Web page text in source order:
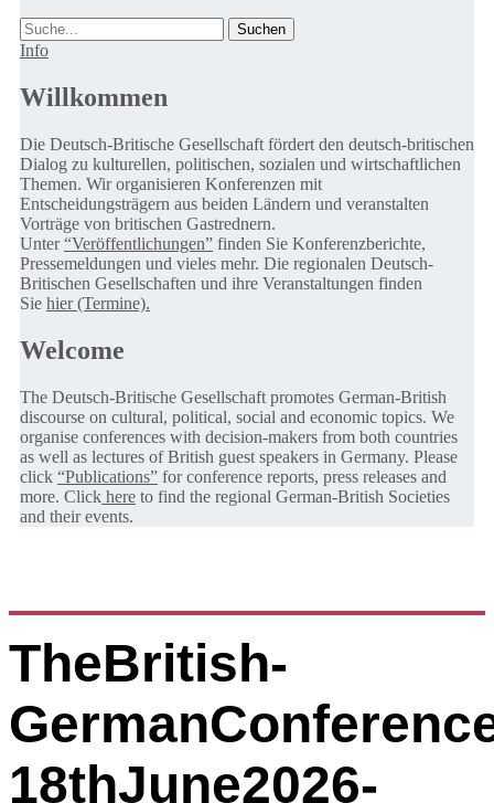
Suche
Info
Willkommen
Die Deutsch-Britische Gesellschaft fördert den deutsch-britischen
Dialog zu kulturellen, politischen, sozialen und wirtschaftlichen
Themen. Wir organisieren Konferenzen mit
Entscheidungsträgern aus beiden Ländern und veranstalten
Vorträge von britischen Gastrednern.
Unter“Veröffentlichungen” finden Sie Konferenzberichte,
Pressemeldungen und vieles mehr. Die regionalen Deutsch-
Britischen Gesellschaften und ihre Veranstaltungen finden
Sie hier (Termine).
Welcome
The Deutsch-Britische Gesellschaft promotes German-British
discourse on cultural, political, social and economic topics. We
organise conferences with decision-makers from both countries
as well as lectures of British guest speakers in Germany. Please
click “Publications” for conference reports, press releases and
more. Click here to find the regional German-British Societies
and their events.
TheBritish-
18thJune2026-